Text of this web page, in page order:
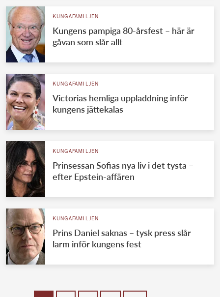
KUNGAFAMILJEN
Kungens pampiga 80-årsfest – här är
gåvan som slår allt
KUNGAFAMILJEN
Victorias hemliga uppladdning inför
kungens jättekalas
KUNGAFAMILJEN
Prinsessan Sofias nya liv i det tysta –
efter Epstein-affären
KUNGAFAMILJEN
Prins Daniel saknas – tysk press slår
larm inför kungens fest